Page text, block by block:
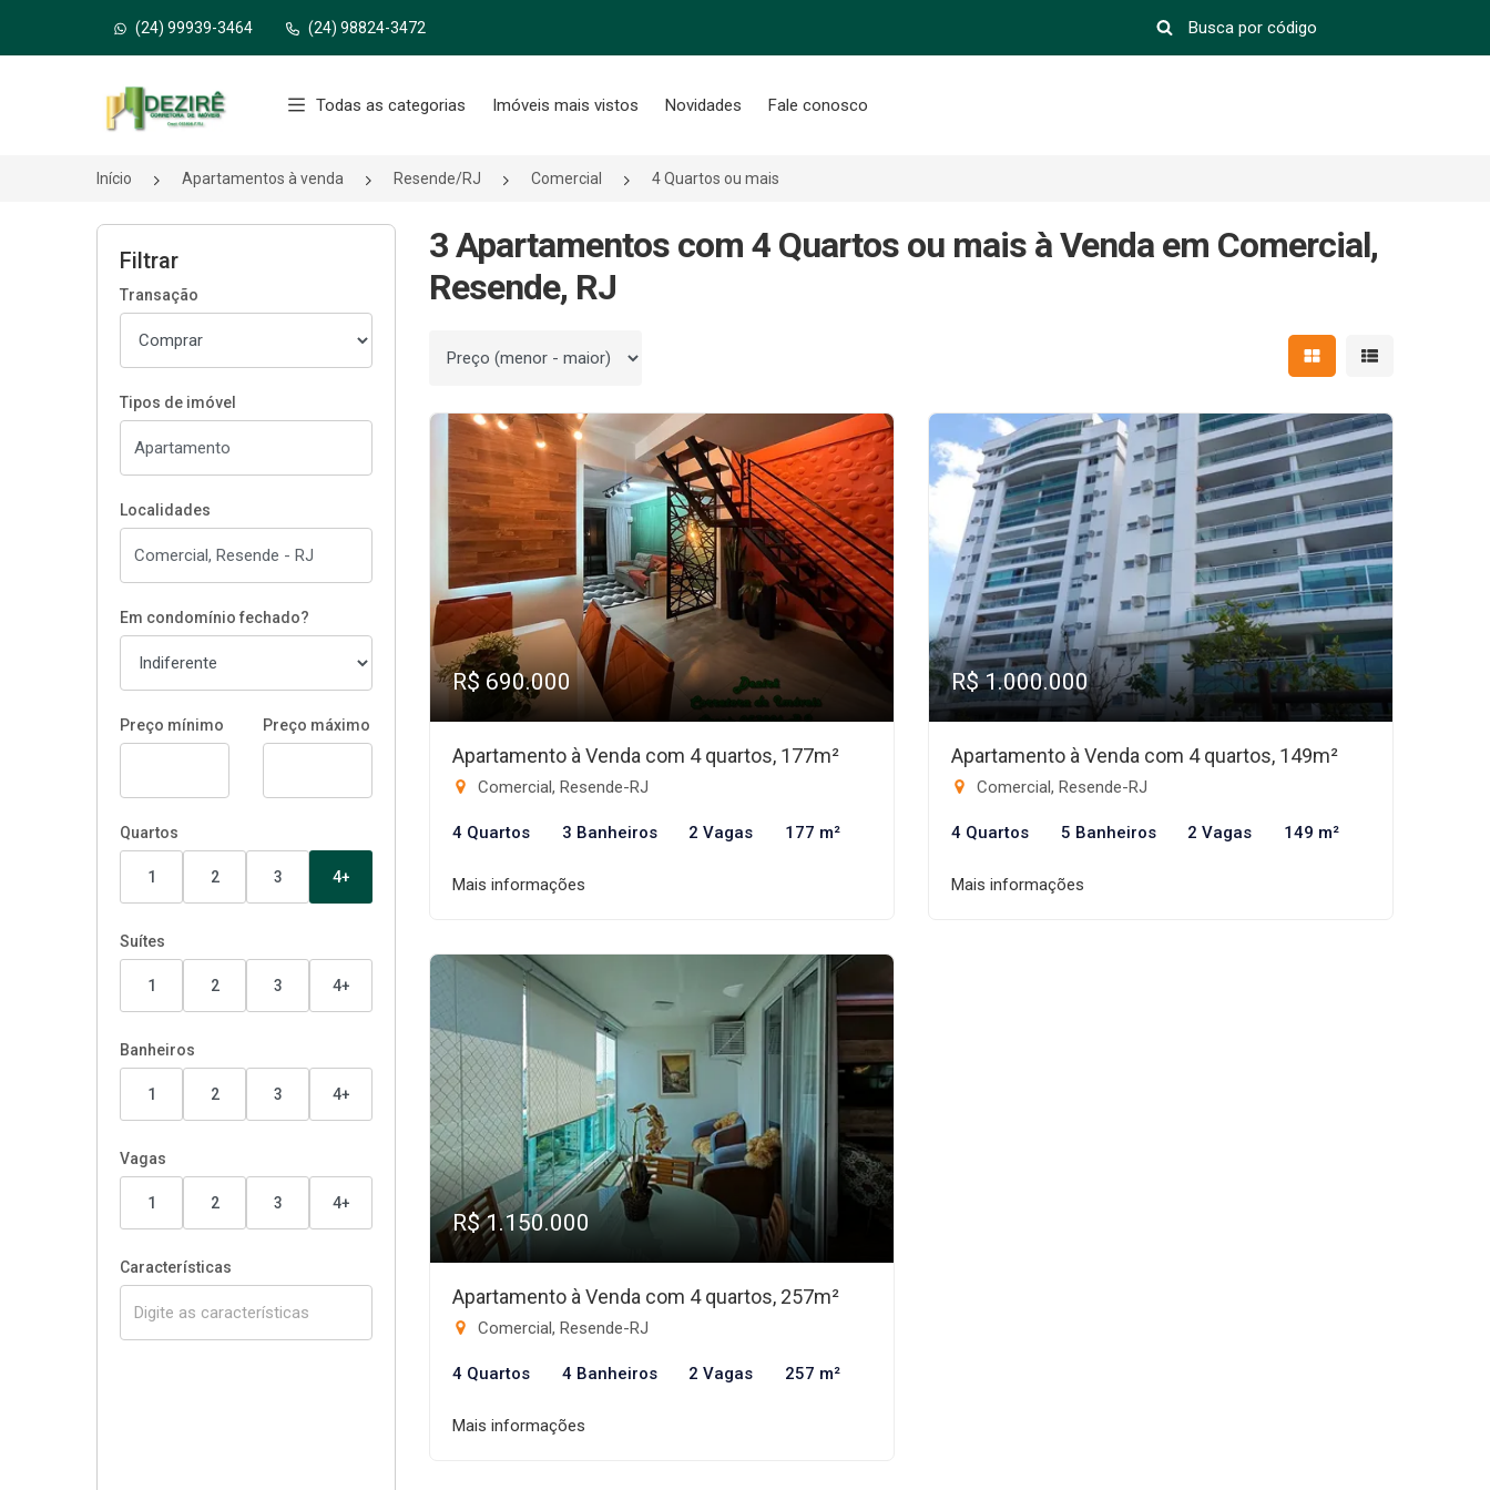
(24) 99939-3464 (24) 98824-3472
Página inicial
Todas as categorias Imóveis mais vistos Novidades Fale conosco
Início Apartamentos à venda Resende/RJ Comercial 4 Quartos ou mais
Filtrar
Transação
Tipos de imóvel
Localidades
Em condomínio fechado?
Preço mínimo Preço máximo
Quartos
1 2 3 4+
Suítes
1 2 3 4+
Banheiros
1 2 3 4+
Vagas
1 2 3 4+
Características
3 Apartamentos com 4 Quartos ou mais à Venda em Comercial,
Resende, RJ
Ordenar por Mostrar resultados em
Mostrar
R$ 690.000
Apartamento à Venda com 4 quartos, 177m²
Comercial, Resende-RJ
4 Quartos 3 Banheiros 2 Vagas 177 m²
Mais informações
R$ 1.000.000
Apartamento à Venda com 4 quartos, 149m²
Comercial, Resende-RJ
4 Quartos 5 Banheiros 2 Vagas 149 m²
Mais informações
R$ 1.150.000
Apartamento à Venda com 4 quartos, 257m²
Comercial, Resende-RJ
4 Quartos 4 Banheiros 2 Vagas 257 m²
Mais informações